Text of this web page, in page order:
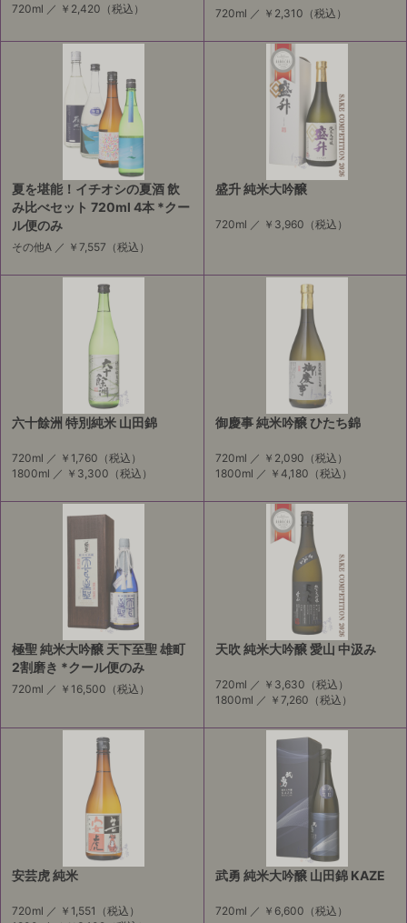
720ml ／ ￥2,420 （税込） 720ml ／ ￥2,310 （税込）
夏を堪能！イチオシの夏酒 飲
み比べセット 720ml 4本 *クー
ル便のみ
その他A ／ ￥7,557 （税込）
盛升 純米大吟醸
720ml ／ ￥3,960 （税込）
六十餘洲 特別純米 山田錦
720ml ／ ￥1,760 （税込）
1800ml ／ ￥3,300 （税込）
御慶事 純米吟醸 ひたち錦
720ml ／ ￥2,090 （税込）
1800ml ／ ￥4,180 （税込）
極聖 純米大吟醸 天下至聖 雄町
2割磨き *クール便のみ
720ml ／ ￥16,500 （税込）
天吹 純米大吟醸 愛山 中汲み
720ml ／ ￥3,630 （税込）
1800ml ／ ￥7,260 （税込）
安芸虎 純米
720ml ／ ￥1,551
（税込）
武勇 純米大吟醸 山田錦 KAZE
720ml ／ ￥6,600 （税込）